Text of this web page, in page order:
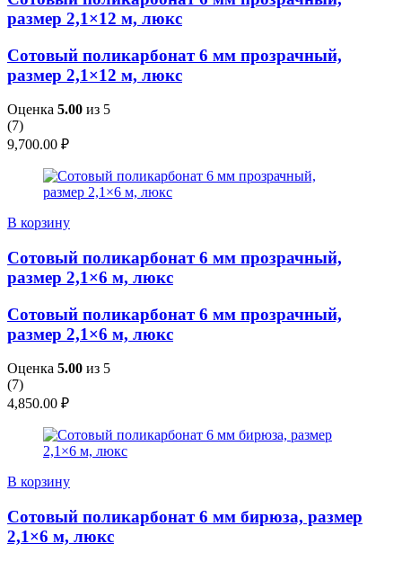
размер 2,1×12 м, люкс
Сотовый поликарбонат 6 мм прозрачный,
размер 2,1×12 м, люкс
Оценка 5.00 из 5
(7)
9,700.00 ₽
В корзину
Сотовый поликарбонат 6 мм прозрачный,
размер 2,1×6 м, люкс
Сотовый поликарбонат 6 мм прозрачный,
размер 2,1×6 м, люкс
Оценка 5.00 из 5
(7)
4,850.00 ₽
В корзину
Сотовый поликарбонат 6 мм бирюза, размер
2,1×6 м, люкс